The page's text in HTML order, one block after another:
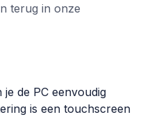
terug in onze
de PC eenvoudig
is een touchscreen